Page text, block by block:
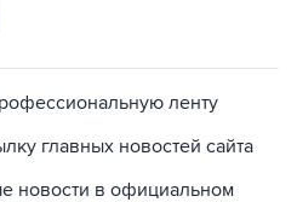
ленту
главных новостей сайта
новости в официальном